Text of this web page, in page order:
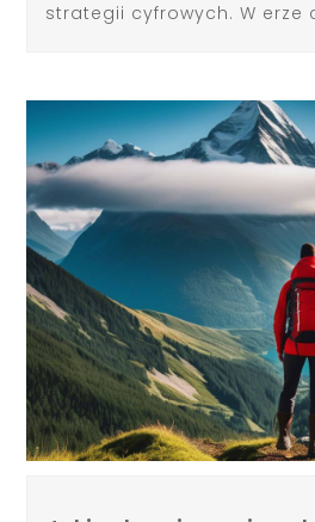
strategii cyfrowych. W erze